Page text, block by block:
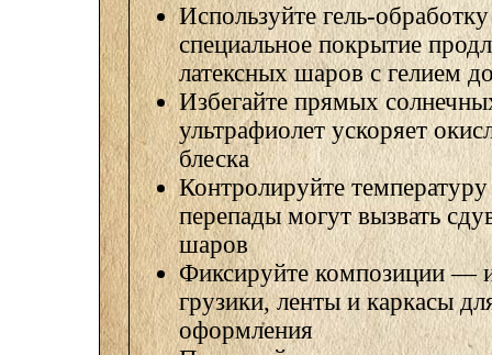
Используйте гель-
специальное покрытие
латексных шаров с гелием
Избегайте прямых
ультрафиолет ускоряет
блеска
Контролируйте
перепады могут вызвать
шаров
Фиксируйте композиции —
грузики, ленты и каркасы
оформления